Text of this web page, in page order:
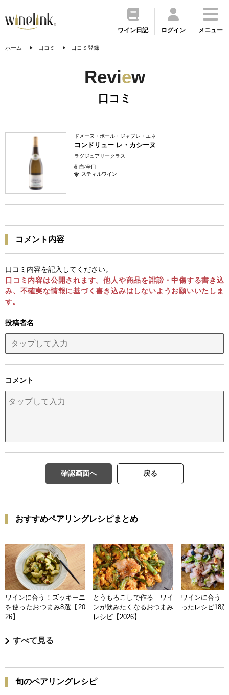
ワイン日記 ログイン メニュー
ホーム 口コミ 口コミ登録
Review
口コミ
ドメーヌ・ポール・ジャブレ・エネ
コンドリュー レ・カシーヌ
ラグジュアリークラス
白/辛口
スティルワイン
コメント内容
口コミ内容を記入してください。
口コミ内容は公開されます。他人や商品を誹謗・中傷する書き込
み、不確実な情報に基づく書き込みはしないようお願いいたしま
す。
投稿者名
コメント
確認画面へ 戻る
おすすめペアリングレシピまとめ
ワインに合う！ズッキーニ
を使ったおつまみ8選【20
26】
とうもろこしで作る ワイ
ンが飲みたくなるおつまみ
レシピ【2026】
ワインに合う
ったレシピ18
すべて見る
旬のペアリングレシピ